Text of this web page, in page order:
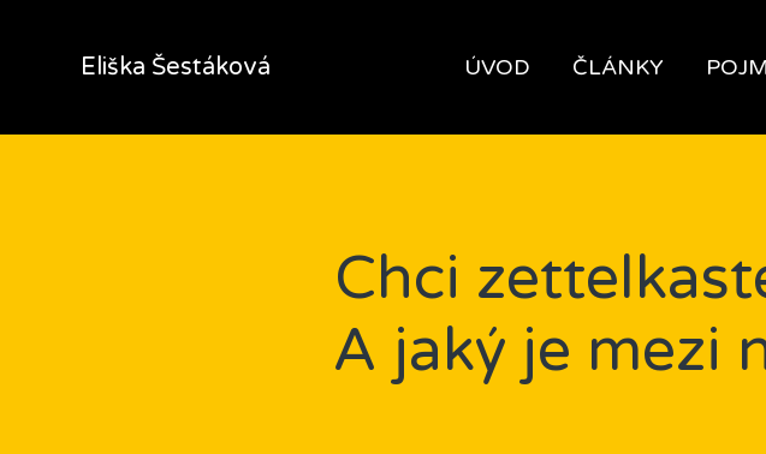
Eliška Šestáková ÚVOD ČLÁNKY
Chci
A jaký je mezi